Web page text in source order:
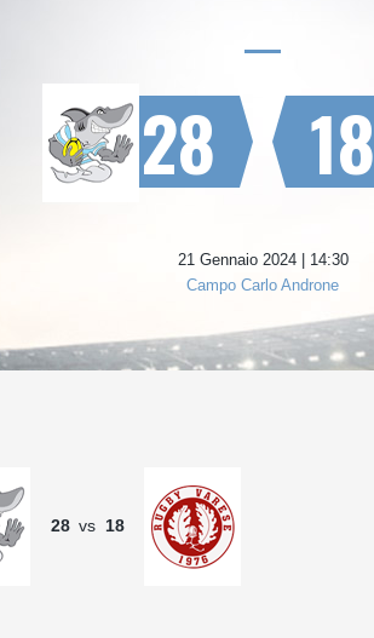
28 18
21 Gennaio 2024 | 14:30
Campo Carlo Androne
28 vs 18